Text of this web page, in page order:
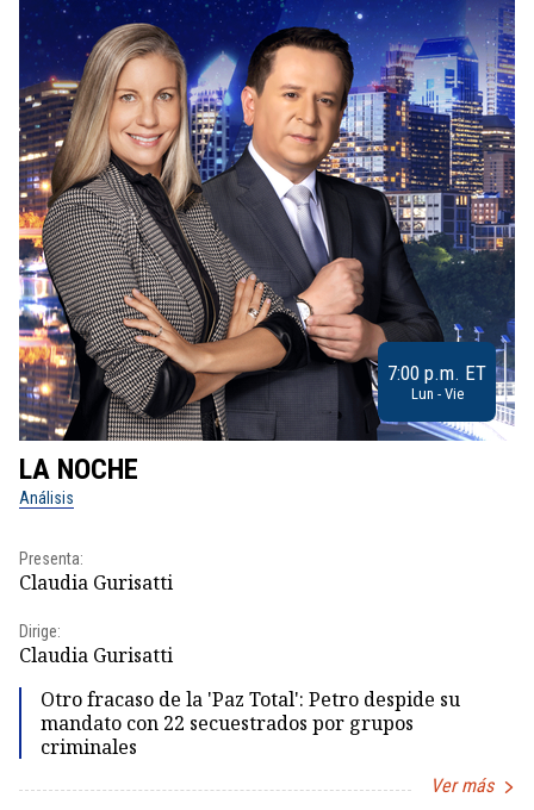
7:00 p.m. ET
Lun - Vie
LA NOCHE
Análisis
Presenta:
Claudia Gurisatti
Dirige:
Claudia Gurisatti
Otro fracaso de la 'Paz Total': Petro despide su
mandato con 22 secuestrados por grupos
criminales
Ver más